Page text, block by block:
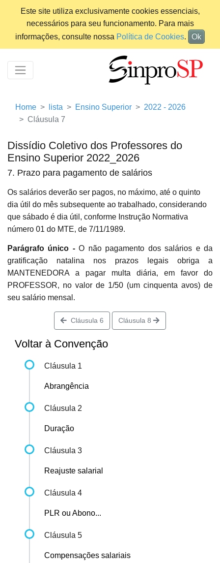
Este site utiliza exclusivamente cookies essenciais,
necessários para seu funcionamento. Para mais
informações, consulte nossa Política de Cookies. Ok
Home lista Ensino Superior
2022 - 2026
Cláusula 7
Dissídio Coletivo dos Professores do
Ensino Superior 2022_2026
7. Prazo para pagamento de salários
Os salários deverão ser pagos, no máximo, até o quinto
dia útil do mês subsequente ao trabalhado, considerando
que sábado é dia útil, conforme Instrução Normativa
número 01 do MTE, de 7/11/1989.
Parágrafo único -O não pagamento dos salários e da
gratificação natalina nos prazos legais obriga a
MANTENEDORA a pagar multa diária, em favor do
PROFESSOR, no valor de 1/50 (um cinquenta avos) de
seu salário mensal.
Cláusula 6 Cláusula 8
Voltar à Convenção
Cláusula 1
Abrangência
Cláusula 2
Duração
Cláusula 3
Reajuste salarial
Cláusula 4
PLR ou Abono...
Cláusula 5
Compensações salariais